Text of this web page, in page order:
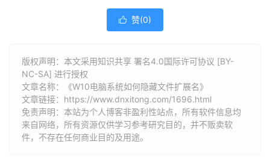
 赞(0)
版权声明：本文采用知识共享 署名4.0国际许可协议 [BY-
NC-SA] 进行授权
文章名称：《W10电脑系统如何隐藏文件扩展名》
文章链接： https://www.dnxitong.com/1696.html
免责声明：本站为个人博客非盈利性站点，所有软件信息均
来自网络，所有资源仅供学习参考研究目的，并不贩卖软
件，不存在任何商业目的及用途。